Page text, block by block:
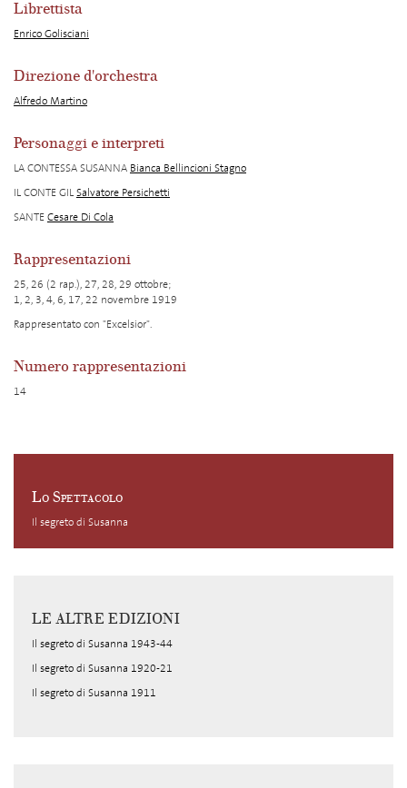
Librettista
Enrico Golisciani
Direzione d'orchestra
Alfredo Martino
Personaggi e interpreti
LA CONTESSA SUSANNA Bianca Bellincioni Stagno
IL CONTE GILSalvatore Persichetti
SANTECesare Di Cola
Rappresentazioni
25, 26 (2 rap.), 27, 28, 29 ottobre;
1, 2, 3, 4, 6, 17, 22 novembre 1919
Rappresentato con "Excelsior".
Numero rappresentazioni
14
Lo Spettacolo
Il segreto di Susanna
LE ALTRE EDIZIONI
Il segreto di Susanna 1943-44
Il segreto di Susanna 1920-21
Il segreto di Susanna 1911